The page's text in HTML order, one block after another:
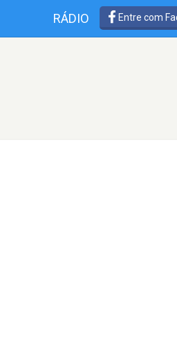
RÁDIO Entre com